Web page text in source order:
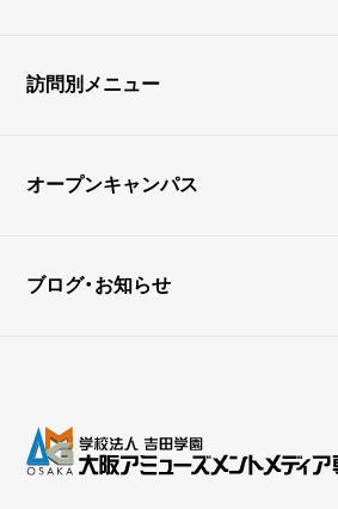
訪問別メニュー
オープンキャンパス
ブログ・お知らせ